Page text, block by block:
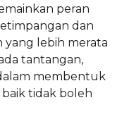
peran
dan
yang lebih merata
tantangan,
membentuk
tidak boleh